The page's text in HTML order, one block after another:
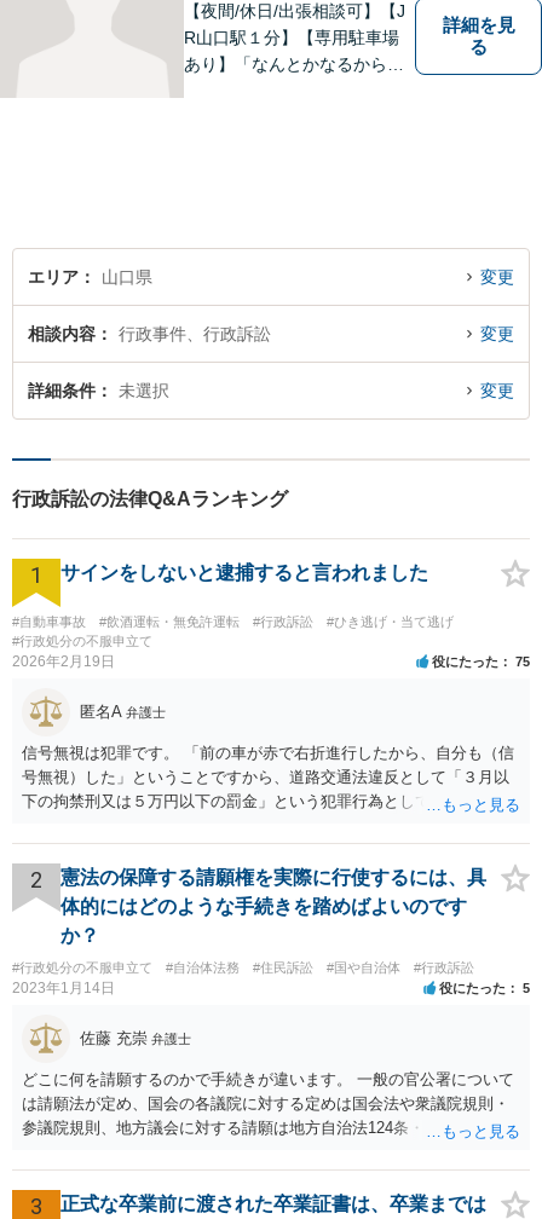
【夜間/休日/出張相談可】【J
R山口駅１分】【専用駐車場
あり】「なんとかなるから大
詳細を見
る
エリア 山口県 変更
相談内容 行政事件、行政訴訟 変更
詳細条件 未選択 変更
行政訴訟の法律Q&Aランキング
1 サインをしないと逮捕すると言われました
#自動車事故 #飲酒運転・無免許運転 #行政訴訟
#ひき逃げ・当て逃げ
#行政処分の不服申立て
2026年2月19日 役にたった 75
匿名A 弁護士
信号無視は犯罪です。 「前の車が赤で右折進行したから、自分も（信
号無視）した」ということですから、道路交通法違反として「３月以
下の拘禁刑又は５万円以下の罰金」という犯罪行為として処罰される
ようとしまいと現行犯逮捕できるわけです。 そこを、「サインをしな
いと逮捕する」というのは、「現行犯逮捕して刑事処分（罰金でも前
科になる）にできるが、認めてサインすれば反則処理（何千円程度の
反則金があっても前科にならない）ですませてあげる」という意味で
す。 あなたはこの警察官を非難するのではなく、感謝すべきというこ
とです。 警察官の「こんな事を言うのだったら免許証返した方がい
い」との発言ですが、実際「前の車が赤で右折進行したから、自分も
（信号無視）した」というあなたと同じ考えの人が運転をしている公
道は、きちんと交通ルールを守っている人や歩行者らにとってとても
危険なものであり怖いので、そのような人には是非とも運転免許を返
納してほしいと思うのが社会の大勢です。 実際「交通違反を繰り返せ
ば免許停止や取消（強制返納）になる」のはそういうことです。 たま
たま（あなたにとって）いい警察官にあたったことをきっかけに、む
で右折進行したけど、自分は右折進行を思いとどまった」と交通ルー
ルを遵守するドライバーになってほしいと期待しています。
2
憲法の保障する請願権を実際に行使するには、具
体的にはどのような手続きを踏めばよいのです
か？
#行政処分の不服申立て #自治体法務 #住民訴訟 #国や自治体 #行政訴訟
2023年1月14日 役にたった 5
佐藤 充崇 弁護士
どこに何を請願するのかで手続きが違います。 一般の官公署について
は請願法が定め、国会の各議院に対する定めは国会法や衆議院規則・
参議院規則、地方議会に対する請願は地方自治法124条・125条が定め
スムースかと思います。
3 正式な卒業前に渡された卒業証書は、卒業までは